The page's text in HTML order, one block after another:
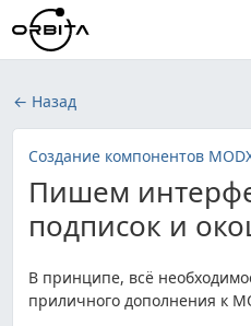
← Назад
Создание компонентов
Пишем
подписок и
В принципе, всё
приличного дополнения к